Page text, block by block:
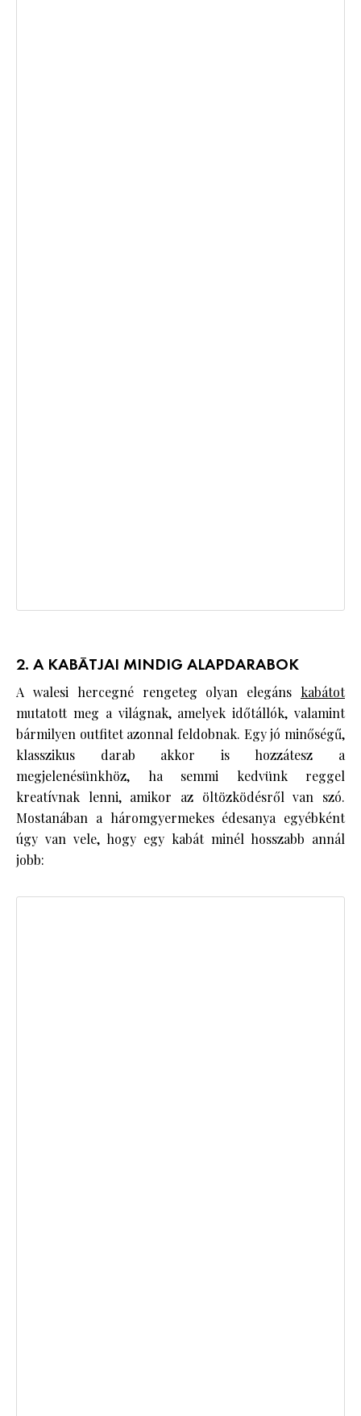
2. A KABÁTJAI MINDIG ALAPDARABOK
A walesi hercegné rengeteg olyan elegáns kabátot
mutatott meg a világnak, amelyek időtállók, valamint
bármilyen outfitet azonnal feldobnak. Egy jó minőségű,
klasszikus darab akkor is hozzátesz a
megjelenésünkhöz, ha semmi kedvünk reggel
kreatívnak lenni, amikor az öltözködésről van szó.
Mostanában a háromgyermekes édesanya egyébként
úgy van vele, hogy egy kabát minél hosszabb annál
jobb: